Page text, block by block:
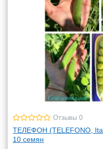
Отзывы 0
ТЕЛЕФОН (TELEFONO,
10 семян